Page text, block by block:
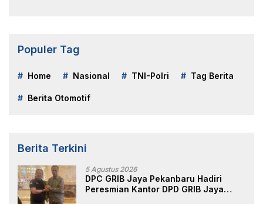
Populer Tag
Home Nasional TNI-Polri Tag Berita
Berita Otomotif
Berita Terkini
5 Agustus 2026
DPC GRIB Jaya Pekanbaru Hadiri
Peresmian Kantor DPD GRIB Jaya